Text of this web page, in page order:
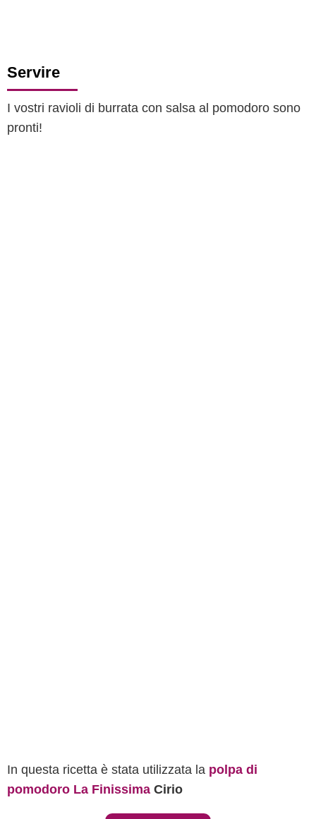
Servire
I vostri ravioli di burrata con salsa al pomodoro sono
pronti!
In questa ricetta è stata utilizzata la polpa di
pomodoro La Finissima Cirio